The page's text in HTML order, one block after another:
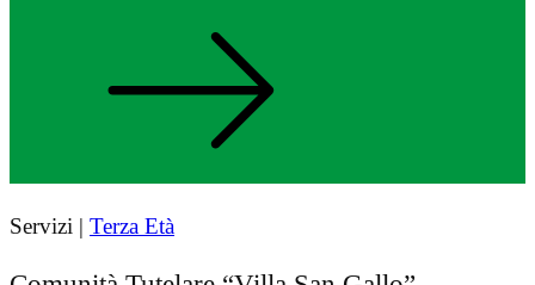
Servizi | Terza Età